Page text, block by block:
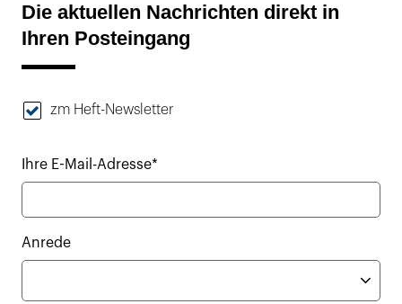
Die aktuellen Nachrichten direkt in
Ihren Posteingang
zm Heft-Newsletter
Ihre E-Mail-Adresse*
Anrede